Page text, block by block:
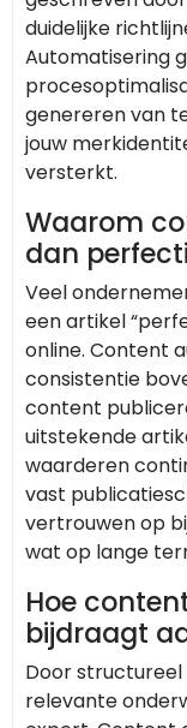
duidelijke
Automatisering
genereren van
jouw
versterkt.
Waarom
dan
Veel
een artikel
online. Content
consistentie
content
uitstekende
waarderen
vast
vertrouwen op
wat op lange
Hoe
bijdraagt
Door
relevante